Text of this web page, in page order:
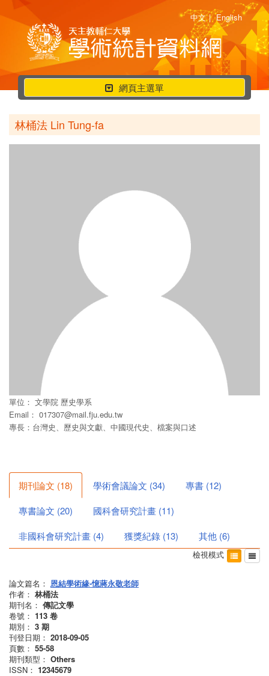
中文 | English
行
動
選
網頁主選單
林桶法 Lin Tung-fa
單位： 文學院 歷史學系
Email： 017307@mail.fju.edu.tw
專長：台灣史、歷史與文獻、中國現代史、檔案與口述
期刊論文 (18) 學術會議論文 (34) 專書 (12)
專書論文 (20) 國科會研究計畫 (11)
非國科會研究計畫 (4) 獲獎紀錄 (13) 其他 (6)
檢視模式
論文篇名： 恩結學術緣-憶蔣永敬老師
作者： 林桶法
期刊名： 傳記文學
卷號： 113 卷
期別： 3 期
刊登日期： 2018-09-05
頁數： 55-58
期刊類型： Others
ISSN： 12345679